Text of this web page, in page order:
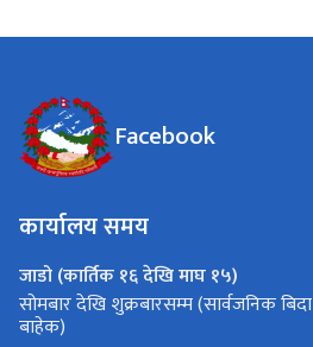
Facebook
कार्यालय समय
जाडो (कार्तिक १६ देखि माघ १५)
सोमबार देखि शुक्रबारसम्म (सार्वजनिक बिदा
बाहेक)